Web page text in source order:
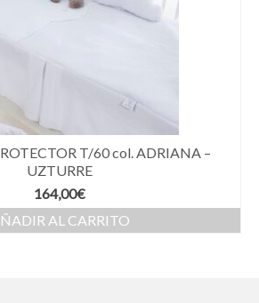
T/60 col. ADRIANA –
UZTURRE
164,00€
AL CARRITO